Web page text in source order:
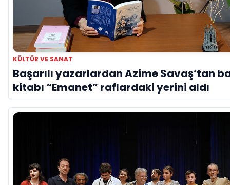
KÜLTÜR VE SANAT
Başarılı yazarlardan Azime Savaş’tan
kitabı “Emanet” raflardaki yerini aldı